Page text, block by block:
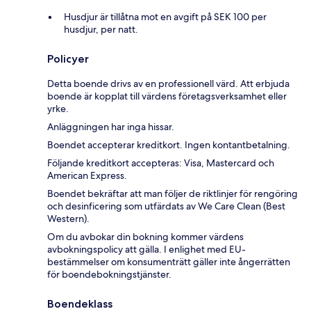
Husdjur är tillåtna mot en avgift på SEK 100 per
husdjur, per natt.
Policyer
Detta boende drivs av en professionell värd. Att erbjuda
boende är kopplat till värdens företagsverksamhet eller
yrke.
Anläggningen har inga hissar.
Boendet accepterar kreditkort. Ingen kontantbetalning.
Följande kreditkort accepteras: Visa, Mastercard och
American Express.
Boendet bekräftar att man följer de riktlinjer för rengöring
och desinficering som utfärdats av We Care Clean (Best
Western).
Om du avbokar din bokning kommer värdens
avbokningspolicy att gälla. I enlighet med EU-
bestämmelser om konsumenträtt gäller inte ångerrätten
för boendebokningstjänster.
Boendeklass